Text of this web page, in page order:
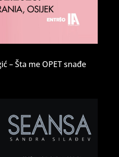
– Šta me OPET snađe